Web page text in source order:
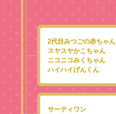
2代目みつごの赤ちゃん
スヤスヤかこちゃん
ニコニコみくちゃん
ハイハイげんくん
サーティワン